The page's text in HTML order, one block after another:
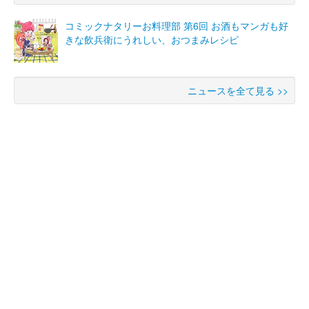
コミックナタリーお料理部 第6回 お酒もマンガも好
きな飲兵衛にうれしい、おつまみレシピ
ニュースを全て見る >>